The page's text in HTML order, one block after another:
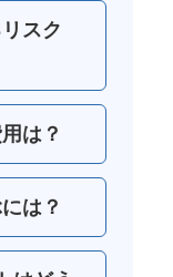
スク
は？
は？